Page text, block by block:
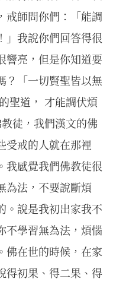
戒師問你們：「能調
」我說你們回答得很
響亮，但是你知道要
？「一切賢聖皆以無
聖道， 才能調伏煩
徒，我們漢文的佛
受戒的人就在那裡
我感覺我們佛教徒很
為法，不要說斷煩
。說是我初出家我不
不學習無為法，煩惱
佛在世的時候，在家
得初果、得二果、得